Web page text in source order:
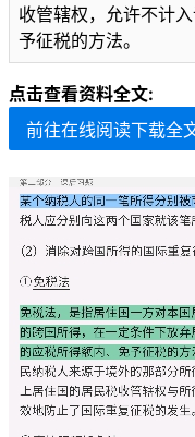
收管辖权，允许不计
予征税的方法。
点击查看资料全文:
前往在线阅读下载全